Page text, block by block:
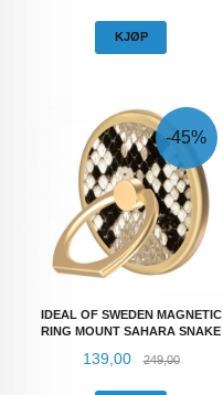
KJØP
IDEAL OF SWEDEN MAGNETIC
RING MOUNT SAHARA SNAKE
Tilbud
139,00 249,00Rabatt
-45%